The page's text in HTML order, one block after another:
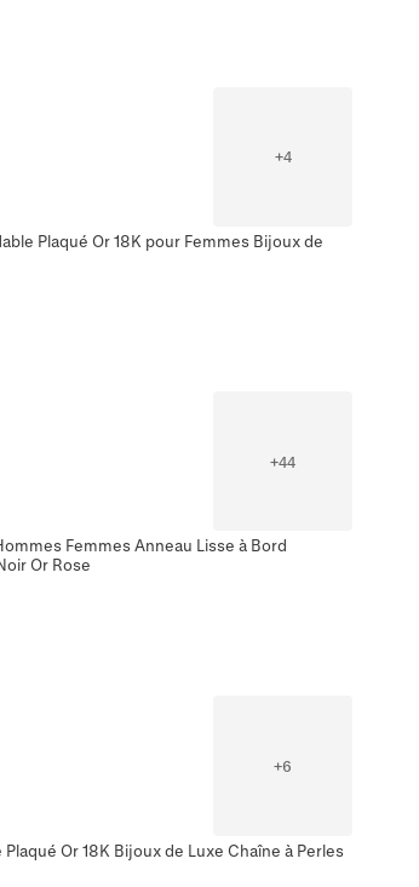
+4
Plaqué Or 18K pour Femmes Bijoux de
+44
Femmes Anneau Lisse à Bord
Or Rose
+6
Or 18K Bijoux de Luxe Chaîne à Perles